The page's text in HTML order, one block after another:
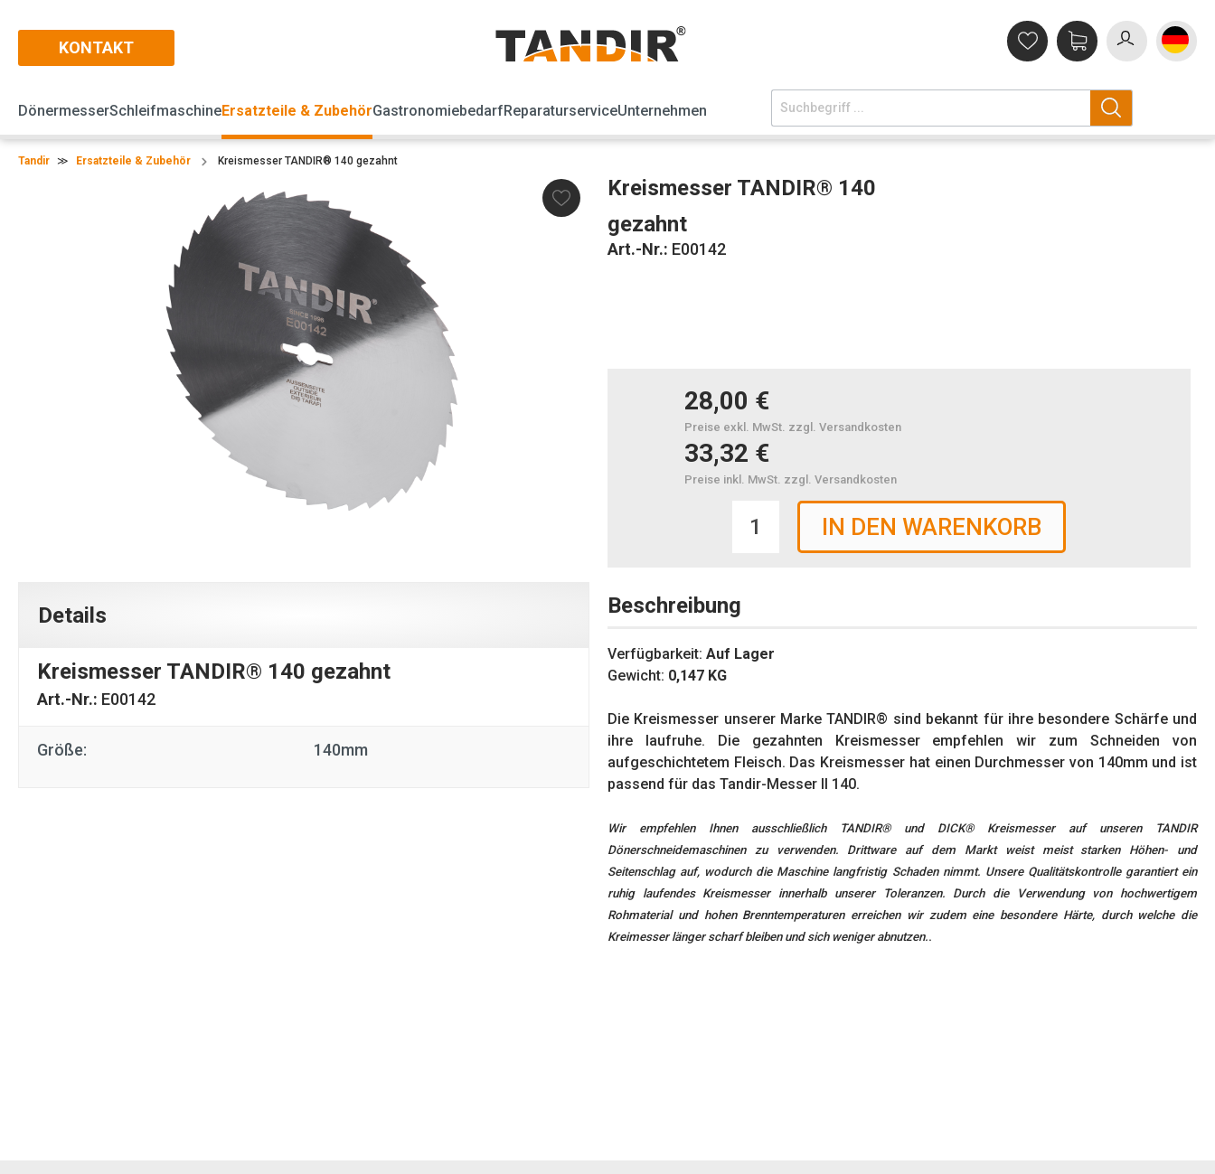
KONTAKT
DönermesserSchleifmaschineErsatzteile & ZubehörGastronomiebedarfReparaturserviceUnternehmen
Tandir ≫ Ersatzteile & Zubehör Kreismesser TANDIR® 140 gezahnt
Kreismesser TANDIR® 140
gezahnt
Art.-Nr.: E00142
28,00 €
Preise exkl. MwSt. zzgl. Versandkosten
33,32 €
Preise inkl. MwSt. zzgl. Versandkosten
IN DEN WARENKORB
Details
Kreismesser TANDIR® 140 gezahnt
Art.-Nr.: E00142
Größe: 140mm
Beschreibung
Verfügbarkeit: Auf Lager
Gewicht: 0,147 KG
Die Kreismesser unserer Marke TANDIR® sind bekannt für ihre besondere Schärfe und
ihre laufruhe. Die gezahnten Kreismesser empfehlen wir zum Schneiden von
aufgeschichtetem Fleisch. Das Kreismesser hat einen Durchmesser von 140mm und ist
passend für das Tandir-Messer II 140.
Wir empfehlen Ihnen ausschließlich TANDIR® und DICK® Kreismesser auf unseren TANDIR
Dönerschneidemaschinen zu verwenden. Drittware auf dem Markt weist meist starken Höhen- und
Seitenschlag auf, wodurch die Maschine langfristig Schaden nimmt. Unsere Qualitätskontrolle garantiert ein
ruhig laufendes Kreismesser innerhalb unserer Toleranzen. Durch die Verwendung von hochwertigem
Rohmaterial und hohen Brenntemperaturen erreichen wir zudem eine besondere Härte, durch welche die
Kreimesser länger scharf bleiben und sich weniger abnutzen..